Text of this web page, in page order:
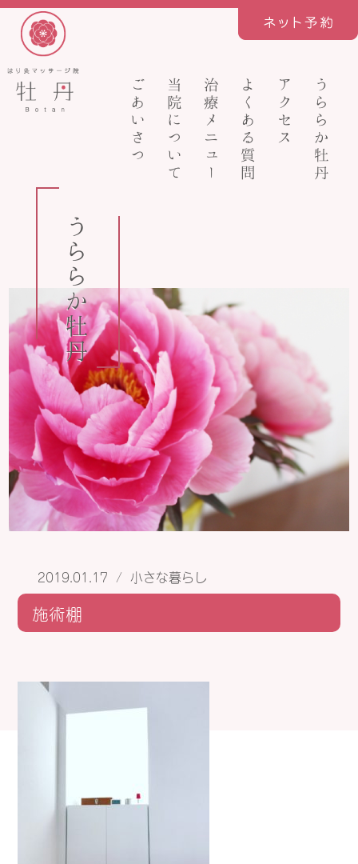
ごあいさつ 当院について 治療メニュー よくある質問 アクセス うららか牡丹
うららか牡丹
2019.01.17 / 小さな暮らし
施術棚